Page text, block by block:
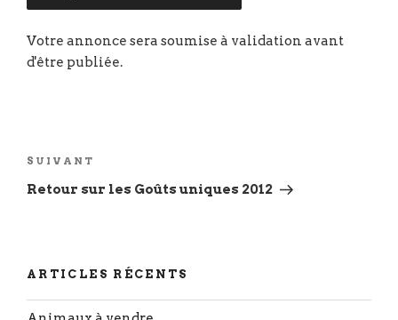
de
l’article
Article
suivant
SUIVANT
Retour sur les Goûts uniques 2012
ARTICLES RÉCENTS